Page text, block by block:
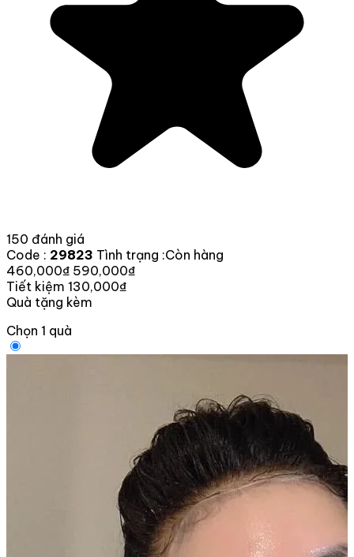
150 đánh giá
Code : 29823 Tình trạng :Còn hàng
460,000₫ 590,000₫
Tiết kiệm 130,000₫
Quà tặng kèm
Chọn 1 quà